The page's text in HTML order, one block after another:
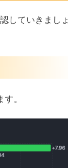
していきましょ
。